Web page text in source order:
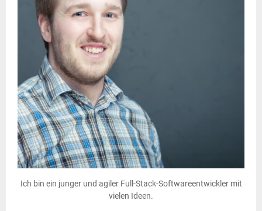
Ich bin ein junger und agiler Full-Stack-Softwareentwickler mit
vielen Ideen.